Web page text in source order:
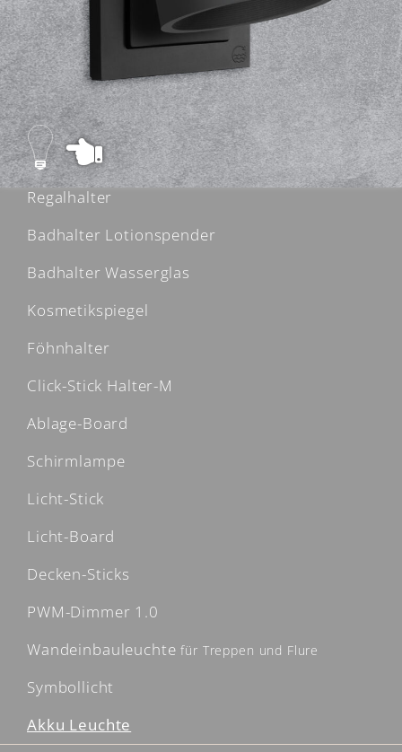
Menü
Style-System
Flex-Base
Wandlampe
Regalhalter
Badhalter Lotionspender
Badhalter Wasserglas
Kosmetikspiegel
Föhnhalter
Click-Stick Halter-M
Ablage-Board
Schirmlampe
Licht-Stick
Licht-Board
Decken-Sticks
PWM-Dimmer 1.0
Wandeinbauleuchtefür Treppen und Flure
Symbollicht
Akku Leuchte